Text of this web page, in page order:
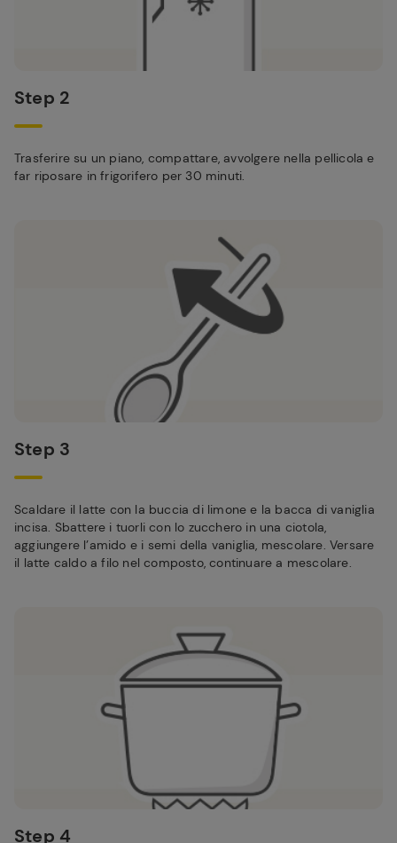
Step 2
Trasferire su un piano, compattare, avvolgere nella pellicola e
far riposare in frigorifero per 30 minuti.
Step 3
Scaldare il latte con la buccia di limone e la bacca di vaniglia
incisa. Sbattere i tuorli con lo zucchero in una ciotola,
aggiungere l’amido e i semi della vaniglia, mescolare. Versare
il latte caldo a filo nel composto, continuare a mescolare.
Step 4